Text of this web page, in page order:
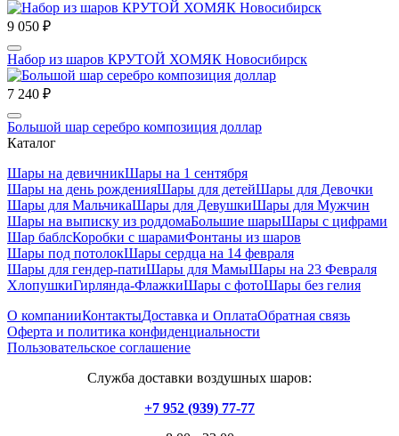
9 050 ₽
Набор из шаров КРУТОЙ ХОМЯК Новосибирск
7 240 ₽
Большой шар серебро композиция доллар
Каталог
Шары на девичникШары на 1 сентября
Шары на день рожденияШары для детейШары для Девочки
Шары для МальчикаШары для ДевушкиШары для Мужчин
Шары на выписку из роддомаБольшие шарыШары с цифрами
Шар баблсКоробки с шарамиФонтаны из шаров
Шары под потолокШары сердца на 14 февраля
Шары для гендер-патиШары для МамыШары на 23 Февраля
ХлопушкиГирлянда-ФлажкиШары с фотоШары без гелия
О компанииКонтактыДоставка и ОплатаОбратная связь
Оферта и политика конфиденциальности
Пользовательское соглашение
Служба доставки воздушных шаров:
+7 952 (939) 77-77